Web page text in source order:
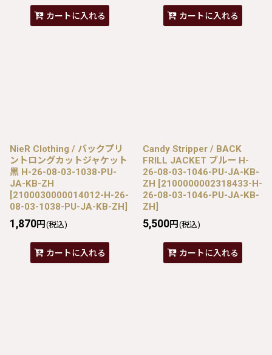
カートに入れる カートに入れる
NieR Clothing / バックプリ
ントロングカットジャケット
黒 H-26-08-03-1038-PU-
JA-KB-ZH
[2100030000014012-H-26-
08-03-1038-PU-JA-KB-ZH]
1,870円 (税込)
カートに入れる
Candy Stripper / BACK
FRILL JACKET ブルー H-
26-08-03-1046-PU-JA-KB-
ZH [2100000002318433-H-
26-08-03-1046-PU-JA-KB-
ZH]
5,500円 (税込)
カートに入れる